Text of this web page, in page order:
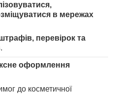
в мережах
перевірок та
.
оформлення
до косметичної